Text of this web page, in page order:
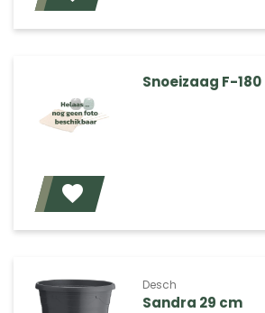
Snoeizaag F-180
Desch
Sandra 29 cm